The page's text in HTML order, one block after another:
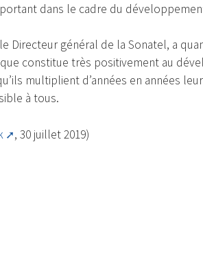
dans le cadre du
Directeur général de la Sonatel, a
constitue très positivement au
multiplient d’années en années
à tous.
, 30 juillet 2019)